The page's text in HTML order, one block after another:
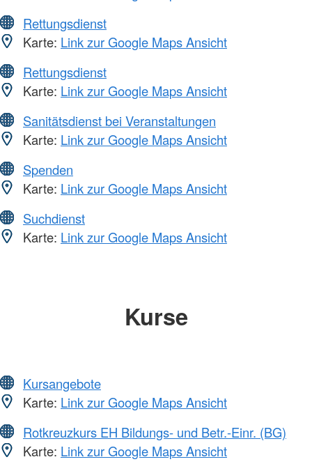
Rettungsdienst
Karte: Link zur Google Maps Ansicht
Rettungsdienst
Karte: Link zur Google Maps Ansicht
Sanitätsdienst bei Veranstaltungen
Karte: Link zur Google Maps Ansicht
Spenden
Karte: Link zur Google Maps Ansicht
Suchdienst
Karte: Link zur Google Maps Ansicht
Kurse
Kursangebote
Karte: Link zur Google Maps Ansicht
Rotkreuzkurs EH Bildungs- und Betr.-Einr. (BG)
Karte: Link zur Google Maps Ansicht